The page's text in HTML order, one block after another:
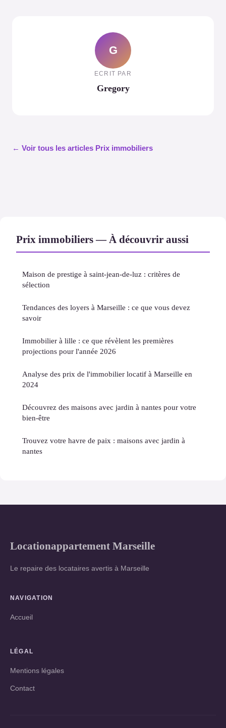
G
ECRIT PAR
Gregory
← Voir tous les articles Prix immobiliers
Prix immobiliers — À découvrir aussi
Maison de prestige à saint-jean-de-luz : critères de
sélection
Tendances des loyers à Marseille : ce que vous devez
savoir
Immobilier à lille : ce que révèlent les premières
projections pour l'année 2026
Analyse des prix de l'immobilier locatif à Marseille en
2024
Découvrez des maisons avec jardin à nantes pour votre
bien-être
Trouvez votre havre de paix : maisons avec jardin à
nantes
Locationappartement Marseille
Le repaire des locataires avertis à Marseille
NAVIGATION
Accueil
LÉGAL
Mentions légales
Contact